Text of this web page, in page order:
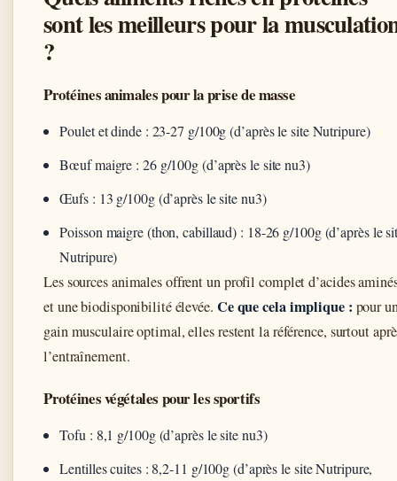
sont les meilleurs pour la
?
Protéines animales pour la prise de masse
Poulet et dinde : 23-27 g/100g (d’après le site Nutripure)
Bœuf maigre : 26 g/100g (d’après le site nu3)
Œufs : 13 g/100g (d’après le site nu3)
Poisson maigre (thon, cabillaud) : 18-26 g/100g (d’après le
Nutripure)
Les sources animales offrent un profil complet d’acides
et une biodisponibilité élevée. Ce que cela implique : pour
gain musculaire optimal, elles restent la référence, surtout
l’entraînement.
Protéines végétales pour les sportifs
Tofu : 8,1 g/100g (d’après le site nu3)
Lentilles cuites : 8,2-11 g/100g (d’après le site Nutripure,